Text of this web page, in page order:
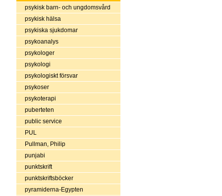
psykisk barn- och ungdomsvård
psykisk hälsa
psykiska sjukdomar
psykoanalys
psykologer
psykologi
psykologiskt försvar
psykoser
psykoterapi
puberteten
public service
PUL
Pullman, Philip
punjabi
punktskrift
punktskriftsböcker
pyramiderna-Egypten